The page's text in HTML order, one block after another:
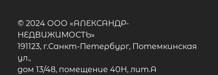
© 2024 ООО «АЛЕКСАНДР-
НЕДВИЖИМОСТЬ»
191123, г.Санкт-Петербург, Потемкинская
ул.,
дом 13/48, помещение 40Н, лит.А